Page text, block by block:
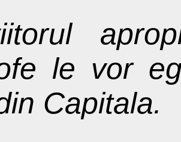
le vor
Capitala.